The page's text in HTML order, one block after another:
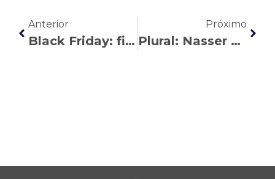
Anterior
Black Friday: fique de olho nos direitos do consumidor
Próximo
Plural: Nasser Allan e o pedreiro que tinha medo de ganhar uma ação trabalhista